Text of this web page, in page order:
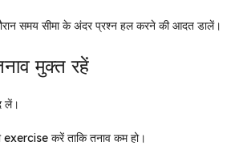
समय सीमा के अंदर प्रश्न हल करने की आदत डालें।
मुक्त रहें
लें।
करें ताकि तनाव कम हो।